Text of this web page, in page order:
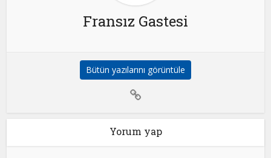
Fransız Gastesi
Bütün yazılarını görüntüle
Yorum yap